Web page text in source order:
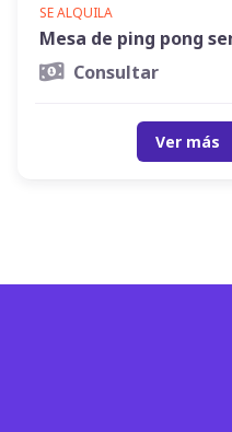
SE ALQUILA
Mesa de ping pong
Consultar
Ver más